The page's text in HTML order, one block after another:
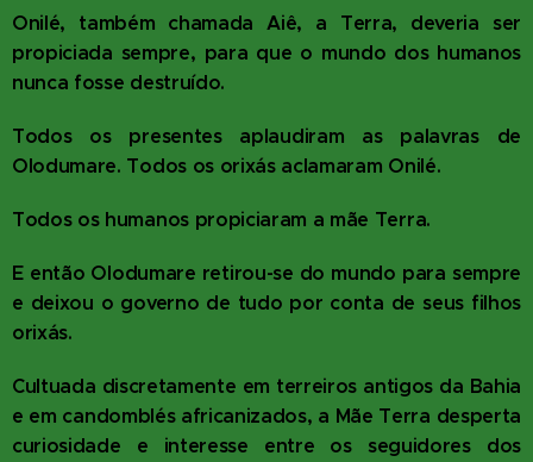
Onilé, também chamada Aiê, a Terra, deveria ser
propiciada sempre, para que o mundo dos humanos
nunca fosse destruído.
Todos os presentes aplaudiram as palavras de
Olodumare. Todos os orixás aclamaram Onilé.
Todos os humanos propiciaram a mãe Terra.
E então Olodumare retirou-se do mundo para sempre
e deixou o governo de tudo por conta de seus filhos
orixás.
Cultuada discretamente em terreiros antigos da Bahia
e em candomblés africanizados, a Mãe Terra desperta
curiosidade e interesse entre os seguidores dos